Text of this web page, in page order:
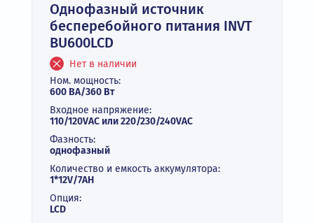
Однофазный источник
бесперебойного питания INVT
BU600LCD
Нет в наличии
Ном. мощность:
600 ВА/360 Вт
Входное напряжение:
110/120VAC или 220/230/240VAC
Фазность:
однофазный
Количество и емкость аккумулятора:
1*12V/7AH
Опция:
LCD